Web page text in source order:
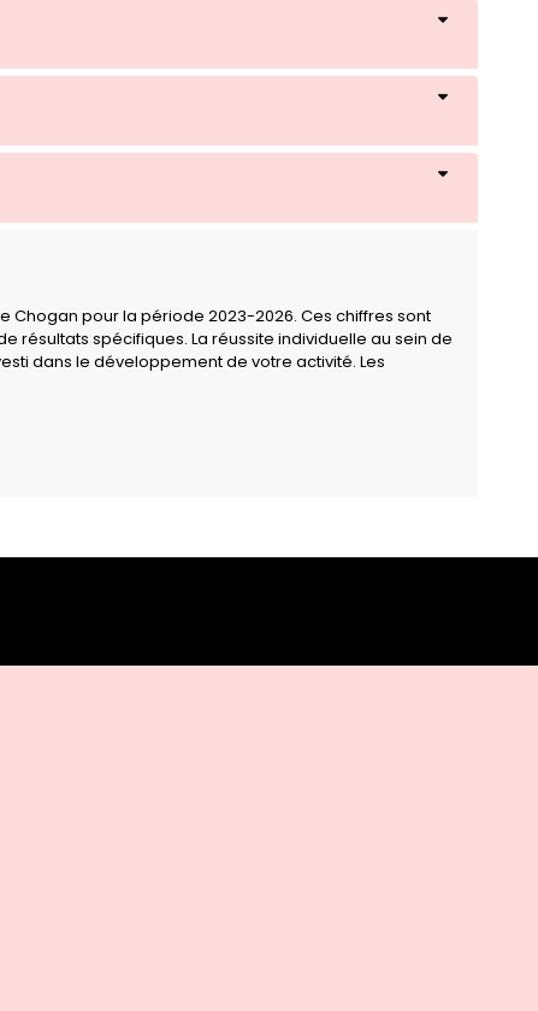
Chogan pour la période 2023-2026. Ces chiffres sont
résultats spécifiques. La réussite individuelle au sein de
dans le développement de votre activité. Les